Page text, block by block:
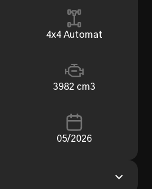
4x4 Automat
3982 cm3
05/2026